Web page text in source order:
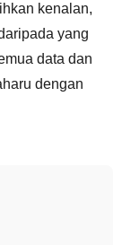
kenalan,
yang
data dan
dengan